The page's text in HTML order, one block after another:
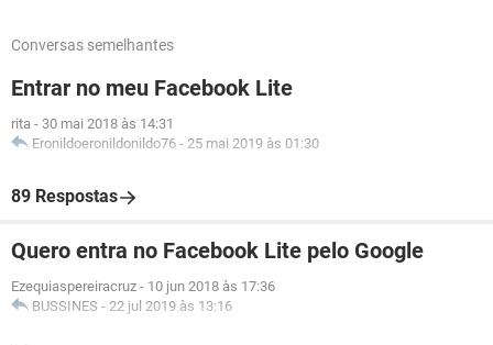
Conversas semelhantes
Entrar no meu Facebook Lite
rita - 30 mai 2018 às 14:31
Eronildoeronildonildo76 - 25 mai 2019 às 01:30
89 Respostas
Quero entra no Facebook Lite pelo Google
Ezequiaspereiracruz - 10 jun 2018 às 17:36
BUSSINES - 22 jul 2019 às 13:16